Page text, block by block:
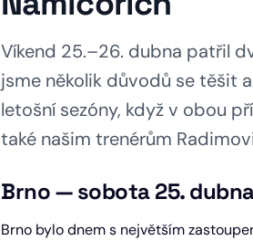
Víkend 25.–26. dubna patřil
jsme několik důvodů se těšit
letošní sezóny, když v obou
také našim trenérům
Brno — sobota 25.
Brno bylo dnem s největším